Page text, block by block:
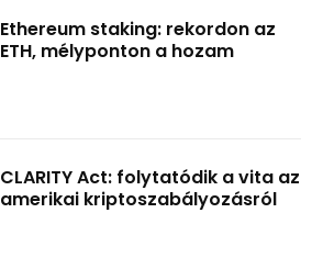
Ethereum staking: rekordon az
ETH, mélyponton a hozam
CLARITY Act: folytatódik a vita az
amerikai kriptoszabályozásról